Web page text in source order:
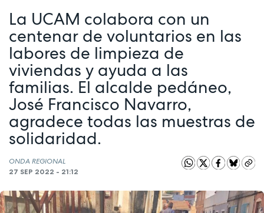
La UCAM colabora con un
centenar de voluntarios en las
labores de limpieza de
viviendas y ayuda a las
familias. El alcalde pedáneo,
José Francisco Navarro,
agradece todas las muestras de
solidaridad.
ONDA REGIONAL
27 SEP 2022 - 21:12